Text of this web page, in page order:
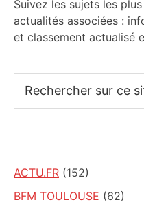
Suivez les sujets les
actualités associées :
et classement actualisé
sur
ACTU.FR (152)
BFM TOULOUSE (62)